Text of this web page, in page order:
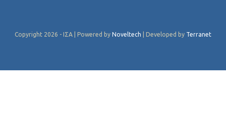
Copyright 2026 - ΙΣΑ | Powered by Noveltech | Developed by Terranet